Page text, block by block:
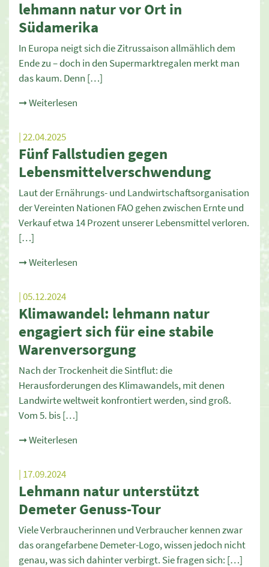
lehmann natur vor Ort in
Südamerika
In Europa neigt sich die Zitrussaison allmählich dem
Ende zu – doch in den Supermarktregalen merkt man
das kaum. Denn […]
➞ Weiterlesen
| 22.04.2025
Fünf Fallstudien gegen
Lebensmittelverschwendung
Laut der Ernährungs- und Landwirtschaftsorganisation
der Vereinten Nationen FAO gehen zwischen Ernte und
Verkauf etwa 14 Prozent unserer Lebensmittel verloren.
[…]
➞ Weiterlesen
| 05.12.2024
Klimawandel: lehmann natur
engagiert sich für eine stabile
Warenversorgung
Nach der Trockenheit die Sintflut: die
Herausforderungen des Klimawandels, mit denen
Landwirte weltweit konfrontiert werden, sind groß.
Vom 5. bis […]
➞ Weiterlesen
| 17.09.2024
Lehmann natur unterstützt
Demeter Genuss-Tour
Viele Verbraucherinnen und Verbraucher kennen zwar
das orangefarbene Demeter-Logo, wissen jedoch nicht
genau, was sich dahinter verbirgt. Sie fragen sich: […]